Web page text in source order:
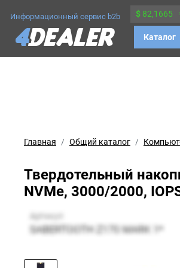
Информационный сервис b2b $ 82,1665
Каталог
Главная Общий каталог
Твердотельный
NVMe, 3000/2000,